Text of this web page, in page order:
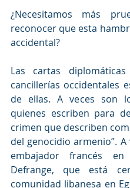
¿Necesitamos más
reconocer que esta
accidental?
Las cartas
cancillerías occidentales
de ellas. A veces son
quienes escriben para
crimen que describen
del genocidio armenio”. A
embajador francés
Defrange, que está
comunidad libanesa en